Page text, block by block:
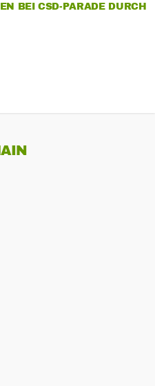
BEI CSD-PARADE DURCH